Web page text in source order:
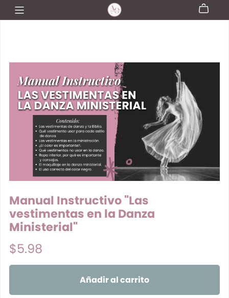
Manual Instructivo "Las
vestimentas en la Danza
Ministerial"
$5.98
Añadir al carrito